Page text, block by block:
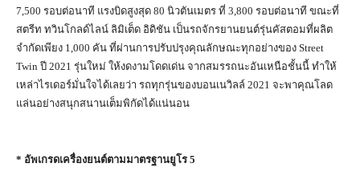
7,500 รอบต่อนาที แรงบิดสูงสุด 80 นิวตันเมตร ที่ 3,800 รอบต่อนาที ขณะที่
สตรีท ทวินโกลด์ไลน์ ลิมิเต็ด อิดิชัน เป็นรถจักรยานยนต์รุ่นคัสตอมที่ผลิต
จำกัดเพียง 1,000 คัน ที่ผ่านการปรับปรุงคุณลักษณะทุกอย่างของ Street
Twin ปี 2021 รุ่นใหม่ ให้งดงามโดดเด่น จากสมรรถนะอันเหนือชั้นนี้ ทำให้
เหล่าไรเดอร์มั่นใจได้เลยว่า รถทุกรุ่นของบอนเนวิลล์ 2021 จะพาคุณโลด
แล่นอย่างสนุกสนานเต็มพิกัดได้แน่นอน
* อัพเกรดเครื่องยนต์ตามมาตรฐานยูโร 5